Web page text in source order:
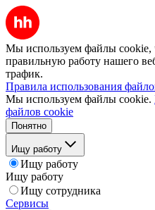
Мы используем файлы cookie,
правильную работу нашего
трафик.
Правила использования
Мы используем файлы cookie.
файлов cookie
Понятно
Ищу работу
Ищу работу
Ищу работу
Ищу сотрудника
Сервисы